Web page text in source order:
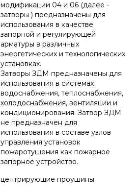
модификации 04 и 06 (далее -
затворы ) предназначены для
использования в качестве
запорной и регулирующей
арматуры в различных
энергетических и технологических
установках.
Затворы ЗДМ предназначены для
использования в системах
водоснабжения, теплоснабжения,
холодоснабжения, вентиляции и
кондиционирования. Затвор ЗДМ
не предназначен для
использования в составе узлов
управления установок
пожаротушения как пожарное
запорное устройство.
центрирующие проушины